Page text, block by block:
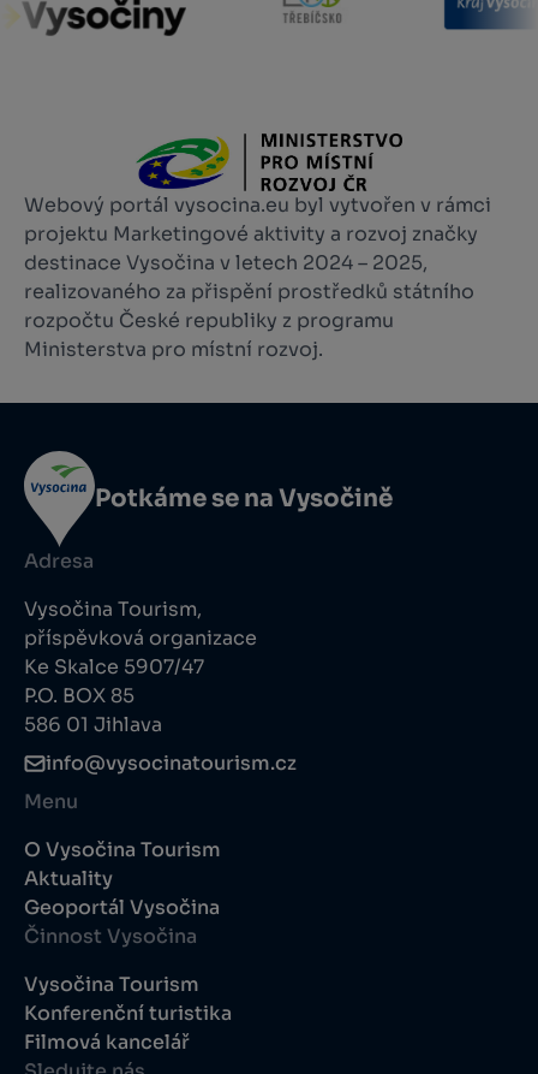
Webový portál vysocina.eu byl vytvořen v rámci
projektu Marketingové aktivity a rozvoj značky
destinace Vysočina v letech 2024 – 2025,
realizovaného za přispění prostředků státního
rozpočtu České republiky z programu
Ministerstva pro místní rozvoj.
Potkáme se na Vysočině
Adresa
Vysočina Tourism,
příspěvková organizace
Ke Skalce 5907/47
P.O. BOX 85
586 01 Jihlava
info@vysocinatourism.cz
Menu
O Vysočina Tourism
Aktuality
Geoportál Vysočina
Činnost Vysočina
Vysočina Tourism
Konferenční turistika
Filmová kancelář